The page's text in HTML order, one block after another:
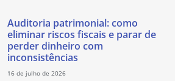
Auditoria patrimonial: como
eliminar riscos fiscais e parar de
perder dinheiro com
inconsistências
16 de julho de 2026